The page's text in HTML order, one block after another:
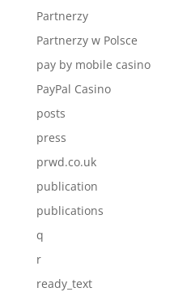
Partnerzy
Partnerzy w Polsce
pay by mobile casino
PayPal Casino
posts
press
prwd.co.uk
publication
publications
q
r
ready_text